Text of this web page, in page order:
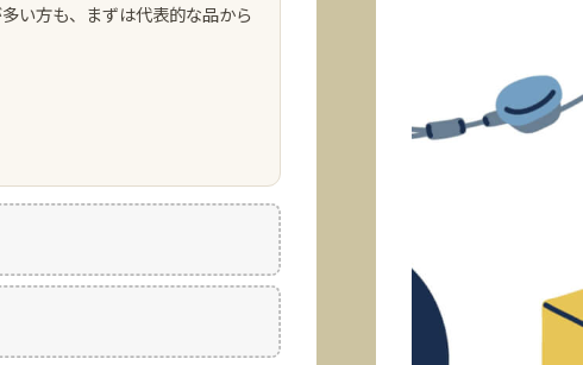
い方も、まずは代表的な品から